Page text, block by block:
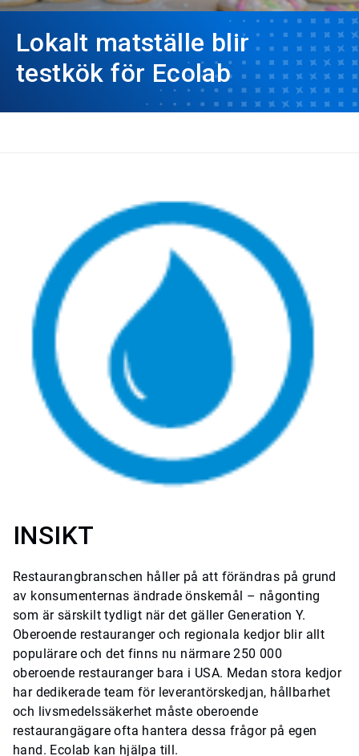
Lokalt matställe blir
testkök för Ecolab
INSIKT
Restaurangbranschen håller på att förändras på grund
av konsumenternas ändrade önskemål – någonting
som är särskilt tydligt när det gäller Generation Y.
Oberoende restauranger och regionala kedjor blir allt
populärare och det finns nu närmare 250 000
oberoende restauranger bara i USA. Medan stora kedjor
har dedikerade team för leverantörskedjan, hållbarhet
och livsmedelssäkerhet måste oberoende
restaurangägare ofta hantera dessa frågor på egen
hand. Ecolab kan hjälpa till.